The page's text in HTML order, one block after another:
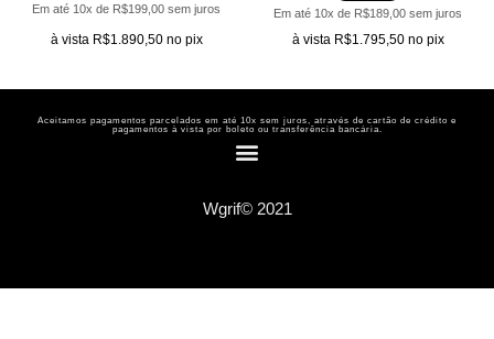
Em até 10x de R$199,00 sem juros
à vista R$1.890,50 no pix
Em até 10x de R$189,00 sem juros
à vista R$1.795,50 no pix
Aceitamos pagamentos parcelados em até 10x sem juros, através de cartão de crédito e
pagamentos à vista por boleto ou transferência bancária.
Wgrif© 2021